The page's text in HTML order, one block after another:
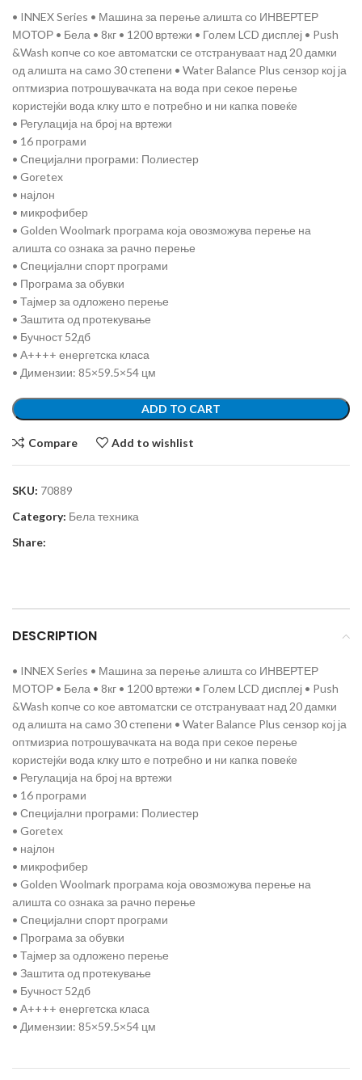
• INNEX Series • Машина за перење алишта со ИНВЕРТЕР
МОТОР • Бела • 8кг • 1200 вртежи • Голем LCD дисплеј • Push
&Wash копче со кое автоматски се отстрануваат над 20 дамки
од алишта на само 30 степени • Water Balance Plus сензор кој ја
оптмизриа потрошувачката на вода при секое перење
користејќи вода клку што е потребно и ни капка повеќе
• Регулација на број на вртежи
• 16 програми
• Специјални програми: Полиестер
• Goretex
• најлон
• микрофибер
• Golden Woolmark програма која овозможува перење на
алишта со ознака за рачно перење
• Специјални спорт програми
• Програма за обувки
• Тајмер за одложено перење
• Заштита од протекување
• Бучност 52дб
• А++++ енергетска класа
• Димензии: 85×59.5×54 цм
ADD TO CART
Compare Add to wishlist
SKU: 70889
Category: Бела техника
Share:
DESCRIPTION
• INNEX Series • Машина за перење алишта со ИНВЕРТЕР
МОТОР • Бела • 8кг • 1200 вртежи • Голем LCD дисплеј • Push
&Wash копче со кое автоматски се отстрануваат над 20 дамки
од алишта на само 30 степени • Water Balance Plus сензор кој ја
оптмизриа потрошувачката на вода при секое перење
користејќи вода клку што е потребно и ни капка повеќе
• Регулација на број на вртежи
• 16 програми
• Специјални програми: Полиестер
• Goretex
• најлон
• микрофибер
• Golden Woolmark програма која овозможува перење на
алишта со ознака за рачно перење
• Специјални спорт програми
• Програма за обувки
• Тајмер за одложено перење
• Заштита од протекување
• Бучност 52дб
• А++++ енергетска класа
• Димензии: 85×59.5×54 цм